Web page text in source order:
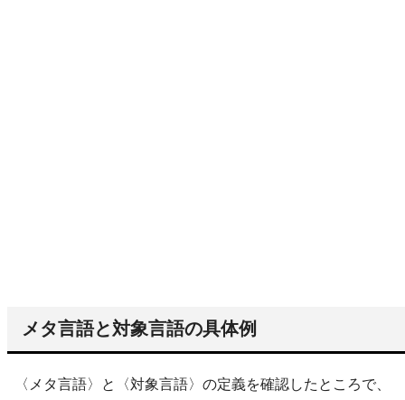
メタ言語と対象言語の具体例
〈メタ言語〉と〈対象言語〉の定義を確認したところで、